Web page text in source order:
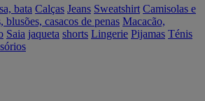
bata Calças Jeans Sweatshirt Camisolas e
blusões, casacos de penas Macacão,
Saia jaqueta shorts Lingerie Pijamas Ténis